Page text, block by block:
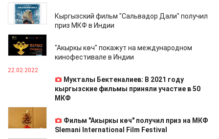
23.03.2022
Кыргызский фильм "Сальвадор Дали" получил
приз МКФ в Индии
28.02.2022
"Акыркы көч" покажут на международном
кинофестивале в Индии
22.02.2022
Мукталы Бектеналиев: В 2021 году
кыргызские фильмы приняли участие в 50
МКФ
24.12.2021
Фильм "Акыркы көч" получил приз на МКФ
Slemani International Film Festival